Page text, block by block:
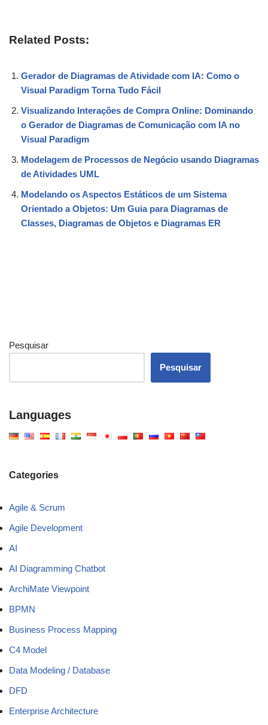
Related Posts:
Gerador de Diagramas de Atividade com IA: Como o
Visual Paradigm Torna Tudo Fácil
Visualizando Interações de Compra Online: Dominando
o Gerador de Diagramas de Comunicação com IA no
Visual Paradigm
Modelagem de Processos de Negócio usando Diagramas
de Atividades UML
Modelando os Aspectos Estáticos de um Sistema
Orientado a Objetos: Um Guia para Diagramas de
Classes, Diagramas de Objetos e Diagramas ER
Pesquisar
Pesquisar
Languages
Categories
Agile & Scrum
Agile Development
AI
AI Diagramming Chatbot
ArchiMate Viewpoint
BPMN
Business Process Mapping
C4 Model
Data Modeling / Database
DFD
Enterprise Architecture